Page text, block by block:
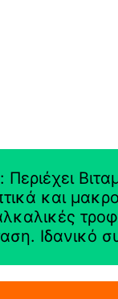
και
Ιδανικό